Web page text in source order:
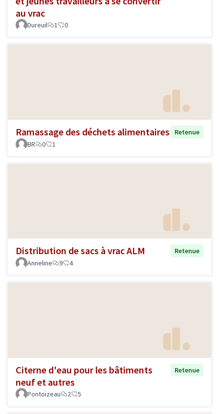
au vrac
Dureuil 1 0
Ramassage des déchets alimentaires
Retenue
BR
0 1
Distribution de sacs à vrac ALM
Retenue
Anneline
9 4
Citerne d'eau pour les bâtiments
neuf et autres
Retenue
Pontoizeau 2 5